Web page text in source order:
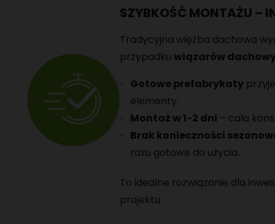
SZYBKOŚĆ MONTAŻU –
Tradycyjna więźba dachowa
przypadku wiązarów
Gotowe prefabrykaty
elementy.
Montaż w 1-2 dni – cała
Brak konieczności
razu gotowe do użycia.
To idealne rozwiązanie dla
projektu.